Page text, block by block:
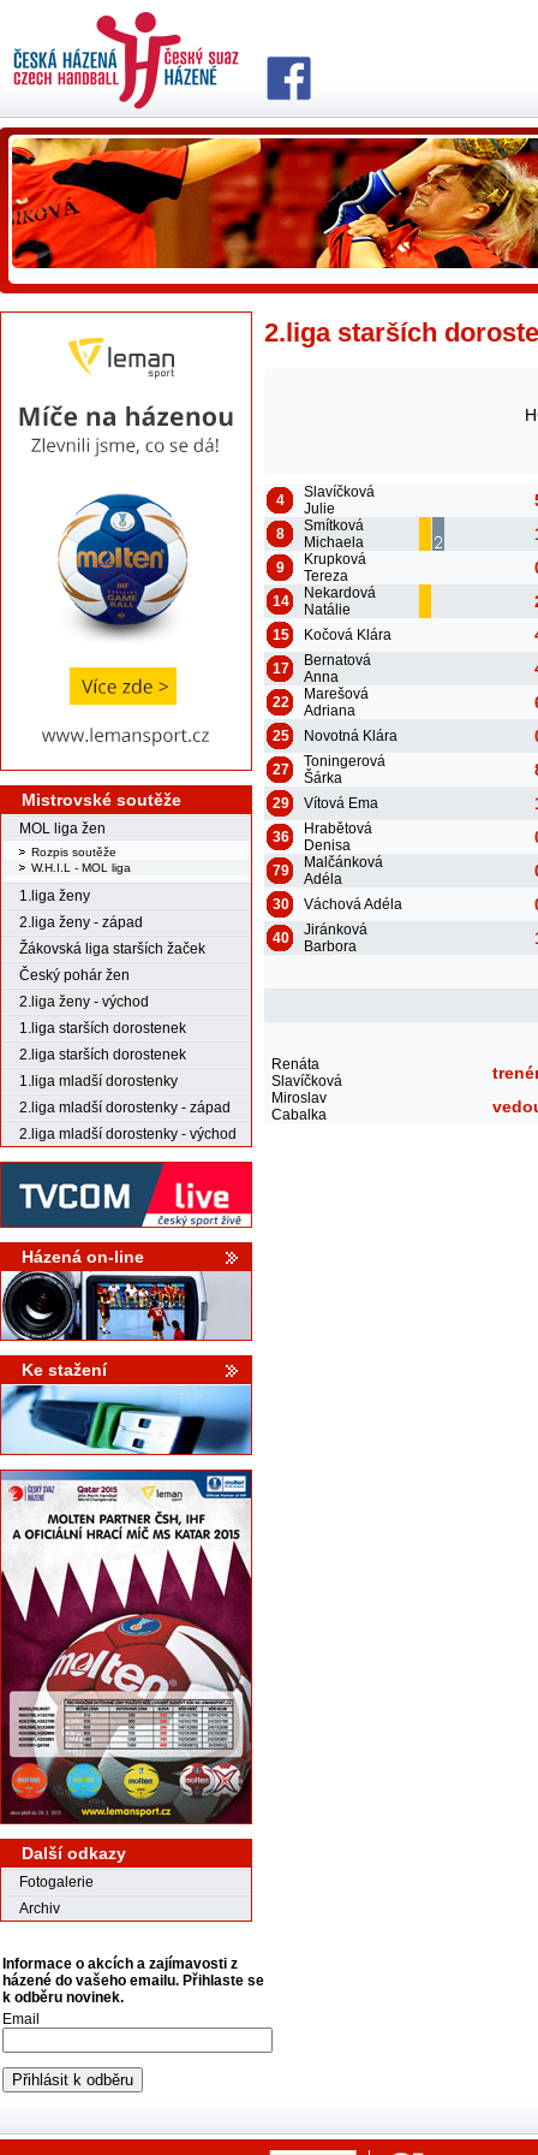
Mistrovské soutěže
MOL liga žen
Rozpis soutěže
W.H.I.L - MOL liga
1.liga ženy
2.liga ženy - západ
Žákovská liga starších žaček
Český pohár žen
2.liga ženy - východ
1.liga starších dorostenek
2.liga starších dorostenek
1.liga mladší dorostenky
2.liga mladší dorostenky - západ
2.liga mladší dorostenky - východ
Házená on-line
Ke stažení
Další odkazy
Fotogalerie
Archiv
Informace o akcích a zajímavosti z
házené do vašeho emailu. Přihlaste se
k odběru novinek.
Email
2.liga starších
4
Slavíčková
Julie
8
Smítková
Michaela
9
Krupková
Tereza
14
Nekardová
Natálie
15 Kočová Klára
17
Bernatová
Anna
22
Marešová
Adriana
25 Novotná Klára
27
Toningerová
Šárka
29 Vítová Ema
36
Hrabětová
Denisa
79
Malčánková
Adéla
30 Váchová Adéla
40
Jiránková
Barbora
Renáta
Slavíčková
Miroslav
Cabalka